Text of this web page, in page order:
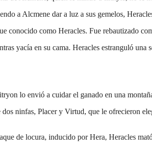
a Alcmene dar a luz a sus gemelos,
conocido como Heracles. Fue rebautizado
yacía en su cama. Heracles estranguló
lo envió a cuidar el ganado en una
ninfas, Placer y Virtud, que le ofrecieron
de locura, inducido por Hera, Heracles